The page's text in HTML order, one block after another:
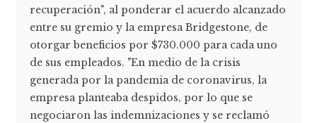
recuperación", al ponderar el acuerdo alcanzado
entre su gremio y la empresa Bridgestone, de
otorgar beneficios por $730.000 para cada uno
de sus empleados. "En medio de la crisis
generada por la pandemia de coronavirus, la
empresa planteaba despidos, por lo que se
negociaron las indemnizaciones y se reclamó